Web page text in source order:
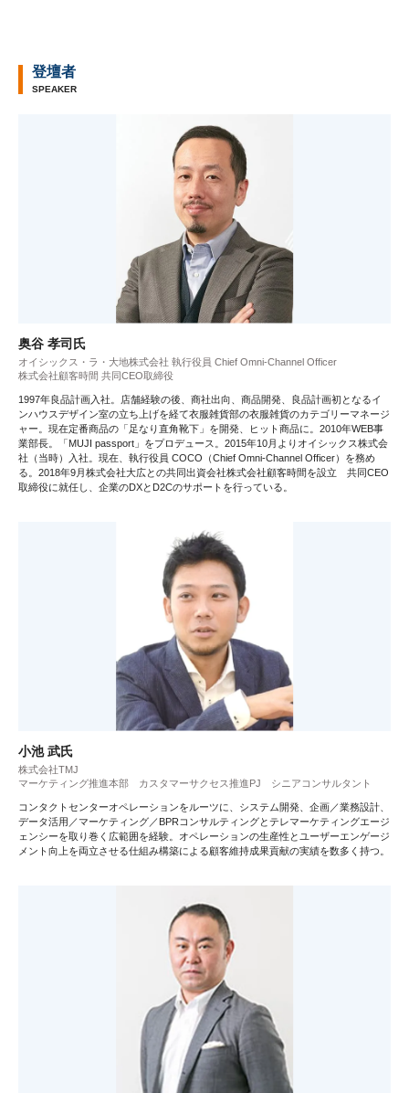
登壇者
SPEAKER
奥谷 孝司氏
オイシックス・ラ・大地株式会社 執行役員 Chief Omni-Channel Officer
株式会社顧客時間 共同CEO取締役
1997年良品計画入社。店舗経験の後、商社出向、商品開発、良品計画初となるイ
ンハウスデザイン室の立ち上げを経て衣服雑貨部の衣服雑貨のカテゴリーマネージ
ャー。現在定番商品の「足なり直角靴下」を開発、ヒット商品に。2010年WEB事
業部長。「MUJI passport」をプロデュース。2015年10月よりオイシックス株式会
社（当時）入社。現在、執行役員 COCO（Chief Omni-Channel Officer）を務め
る。2018年9月株式会社大広との共同出資会社株式会社顧客時間を設立 共同CEO
取締役に就任し、企業のDXとD2Cのサポートを行っている。
小池 武氏
株式会社TMJ
マーケティング推進本部 カスタマーサクセス推進PJ シニアコンサルタント
コンタクトセンターオペレーションをルーツに、システム開発、企画／業務設計、
データ活用／マーケティング／BPRコンサルティングとテレマーケティングエージ
ェンシーを取り巻く広範囲を経験。オペレーションの生産性とユーザーエンゲージ
メント向上を両立させる仕組み構築による顧客維持成果貢献の実績を数多く持つ。